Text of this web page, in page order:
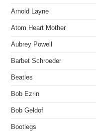
Arnold Layne
Atom Heart Mother
Aubrey Powell
Barbet Schroeder
Beatles
Bob Ezrin
Bob Geldof
Bootlegs